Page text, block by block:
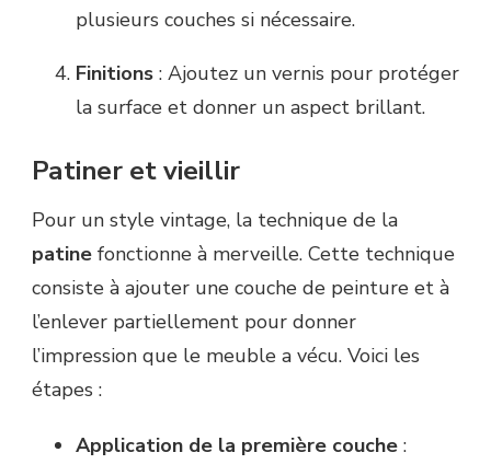
plusieurs couches si nécessaire.
Finitions : Ajoutez un vernis pour protéger
la surface et donner un aspect brillant.
Patiner et vieillir
Pour un style vintage, la technique de la
patine fonctionne à merveille. Cette technique
consiste à ajouter une couche de peinture et à
l’enlever partiellement pour donner
l’impression que le meuble a vécu. Voici les
étapes :
Application de la première couche :